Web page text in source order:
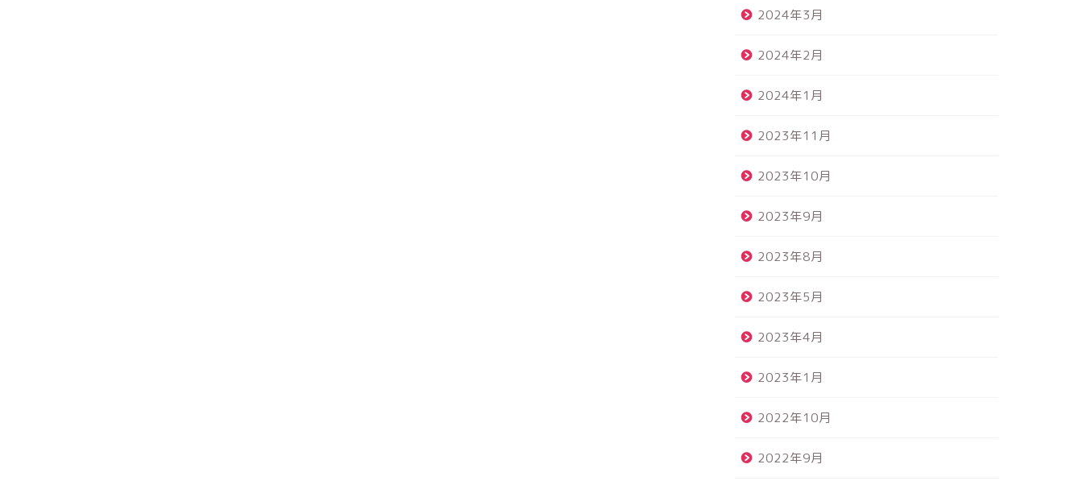
2024年3月
2024年2月
2024年1月
2023年11月
2023年10月
2023年9月
2023年8月
2023年5月
2023年4月
2023年1月
2022年10月
2022年9月